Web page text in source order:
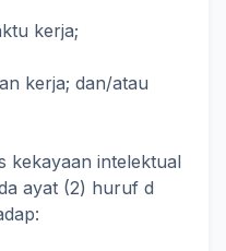
kerja;
kerja; dan/atau
intelektual
ayat (2) huruf d